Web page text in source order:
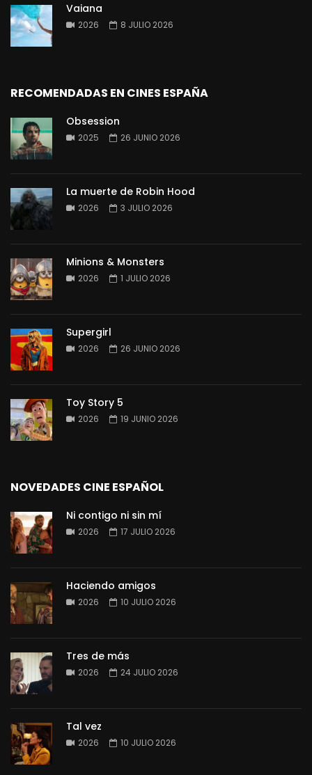
Vaiana
2026 8 JULIO 2026
RECOMENDADAS EN CINES ESPAÑA
Obsession
2025 26 JUNIO 2026
La muerte de Robin Hood
2026 3 JULIO 2026
Minions & Monsters
2026 1 JULIO 2026
Supergirl
2026 26 JUNIO 2026
Toy Story 5
2026 19 JUNIO 2026
NOVEDADES CINE ESPAÑOL
Ni contigo ni sin mí
2026 17 JULIO 2026
Haciendo amigos
2026 10 JULIO 2026
Tres de más
2026 24 JULIO 2026
Tal vez
2026 10 JULIO 2026